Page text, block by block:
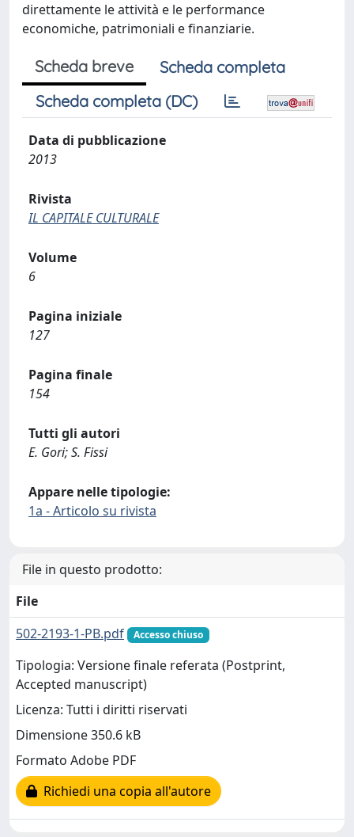
direttamente le attività e le performance
economiche, patrimoniali e finanziarie.
Scheda breve
Scheda completa
Scheda completa (DC)
Data di pubblicazione
2013
Rivista
IL CAPITALE CULTURALE
Volume
6
Pagina iniziale
127
Pagina finale
154
Tutti gli autori
E. Gori; S. Fissi
Appare nelle tipologie:
1a - Articolo su rivista
File in questo prodotto:
File
502-2193-1-PB.pdf
Accesso chiuso
Tipologia: Versione finale referata (Postprint,
Accepted manuscript)
Licenza: Tutti i diritti riservati
Dimensione 350.6 kB
Formato Adobe PDF
Richiedi una copia all'autore